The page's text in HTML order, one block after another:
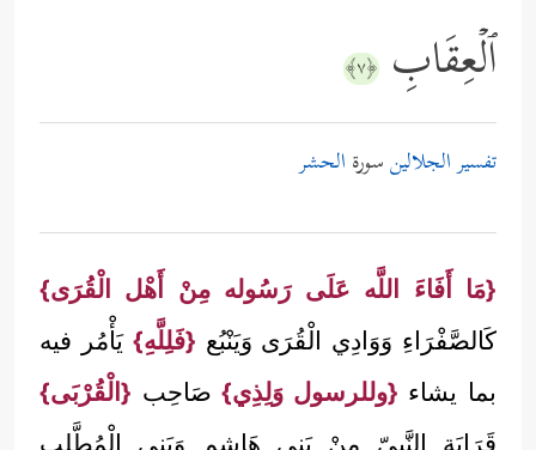
ٱلۡعِقَابِ ﴿٧﴾
تفسير الجلالينسورة الحشر
{مَا أَفَاءَ اللَّه عَلَى رَسُوله مِنْ أَهْل الْقُرَى}
كَالصَّفْرَاءِ وَوَادِي الْقُرَى وَيَنْبُع {فَلِلَّهِ} يَأْمُر فيه
بما يشاء {وللرسول وَلِذِي}صَاحِب {الْقُرْبَى}
قَرَابَة النَّبِيّ مِنْ بَنِي هَاشِم وَبَنِي الْمُطَّلِب